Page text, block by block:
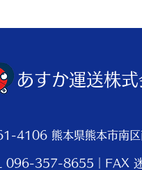
あすか運送株式
4106 熊本県熊本市南
096-357-8655｜FAX 迷